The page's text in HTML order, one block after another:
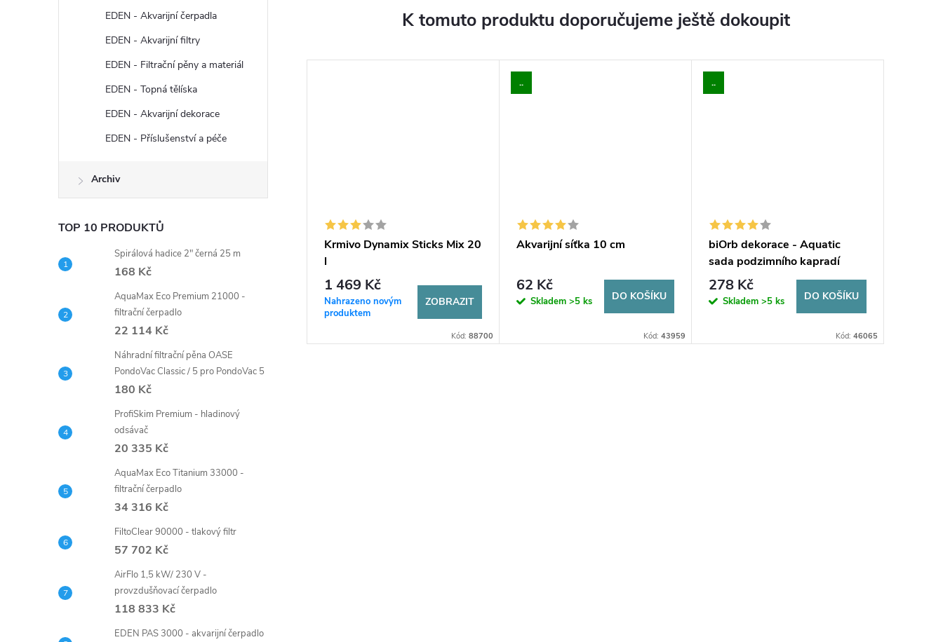
EDEN - Akvarijní čerpadla
EDEN - Akvarijní filtry
EDEN - Filtrační pěny a materiál
EDEN - Topná tělíska
EDEN - Akvarijní dekorace
EDEN - Příslušenství a péče
Archiv
TOP 10 PRODUKTŮ
Spirálová hadice 2" černá 25 m
168 Kč
AquaMax Eco Premium 21000 -
filtrační čerpadlo
22 114 Kč
Náhradní filtrační pěna OASE
PondoVac Classic / 5 pro PondoVac 5
180 Kč
ProfiSkim Premium - hladinový
odsávač
20 335 Kč
AquaMax Eco Titanium 33000 -
filtrační čerpadlo
34 316 Kč
FiltoClear 90000 - tlakový filtr
57 702 Kč
AirFlo 1,5 kW/ 230 V -
provzdušňovací čerpadlo
118 833 Kč
EDEN PAS 3000 - akvarijní čerpadlo
K tomuto produktu doporučujeme ještě dokoupit
Krmivo Dynamix Sticks Mix 20
l
1 469 Kč
Nahrazeno novým
produktem
ZOBRAZIT
Kód: 88700
..
Akvarijní síťka 10 cm
62 Kč
Skladem >5 ks DO KOŠÍKU
Kód: 43959
..
biOrb dekorace - Aquatic
sada podzimního kapradí
278 Kč
Skladem >5 ks DO KOŠÍKU
Kód: 46065